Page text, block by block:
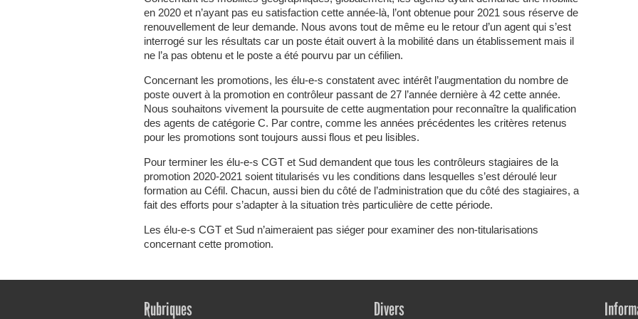
en 2020 et n’ayant pas eu satisfaction cette année-là, l’ont obtenue pour 2021 sous réserve de
renouvellement de leur demande. Nous avons tout de même eu le retour d’un agent qui s’est
interrogé sur les résultats car un poste était ouvert à la mobilité dans un établissement mais il
ne l’a pas obtenu et le poste a été pourvu par un céfilien.
Concernant les promotions, les élu-e-s constatent avec intérêt l’augmentation du nombre de
poste ouvert à la promotion en contrôleur passant de 27 l’année dernière à 42 cette année.
Nous souhaitons vivement la poursuite de cette augmentation pour reconnaître la qualification
des agents de catégorie C. Par contre, comme les années précédentes les critères retenus
pour les promotions sont toujours aussi flous et peu lisibles.
Pour terminer les élu-e-s CGT et Sud demandent que tous les contrôleurs stagiaires de la
promotion 2020-2021 soient titularisés vu les conditions dans lesquelles s’est déroulé leur
formation au Céfil. Chacun, aussi bien du côté de l’administration que du côté des stagiaires, a
fait des efforts pour s’adapter à la situation très particulière de cette période.
Les élu-e-s CGT et Sud n’aimeraient pas siéger pour examiner des non-titularisations
concernant cette promotion.
Rubriques Divers